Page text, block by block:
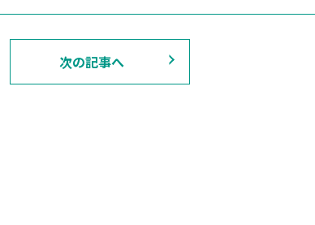
次の記事へ